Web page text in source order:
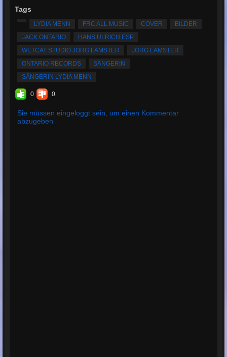
Tags
LYDIA MENN FRC ALL MUSIC COVER
BILDER
JACK ONTARIO
HANS ULRICH ESP
WETCAT STUDIO JÖRG LAMSTER
JÖRG LAMSTER
ONTARIO RECORDS
SÄNGERIN
SÄNGERIN LYDIA MENN
0 0
Sie müssen eingeloggt sein, um einen Kommentar
abzugeben